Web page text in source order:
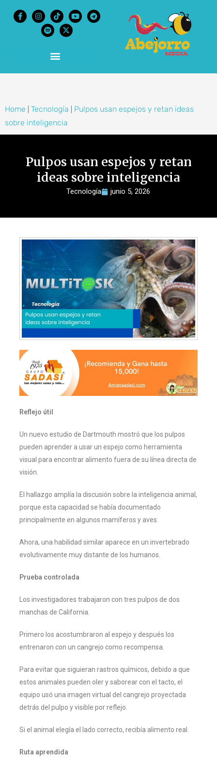
Home Tecnología
Pulpos usan espejos y retan ideas
sobre inteligencia
Pulpos usan espejos y retan
ideas sobre inteligencia
Tecnología junio 5, 2026
Reflejo útil
Un nuevo estudio de Dartmouth mostró que los pulpos
pueden aprender a usar un espejo como herramienta
visual para encontrar alimento fuera de su línea directa de
visión.
El hallazgo amplía la discusión sobre la inteligencia animal,
porque esta capacidad se había documentado
principalmente en algunos mamíferos y aves.
Ahora, una habilidad similar aparece en un invertebrado
evolutivamente muy distante de los humanos.
Prueba controlada
Los investigadores trabajaron con tres pulpos de dos
manchas de California.
Primero los acostumbraron al espejo y después los
entrenaron con un cangrejo como recompensa.
Para evitar que siguieran rastros químicos, debido a que
estos animales pueden oler y saborear con el tacto, el
equipo usó una imagen virtual del cangrejo proyectada
detrás del pulpo y visible por reflejo.
Si el animal elegía el lado correcto, recibía alimento real.
Ruta aprendida